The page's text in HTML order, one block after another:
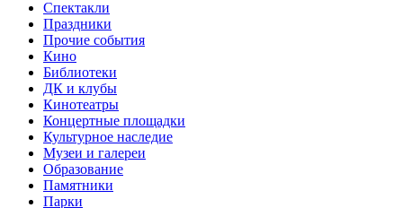
Спектакли
Праздники
Прочие события
Кино
Библиотеки
ДК и клубы
Кинотеатры
Концертные площадки
Культурное наследие
Музеи и галереи
Образование
Памятники
Парки